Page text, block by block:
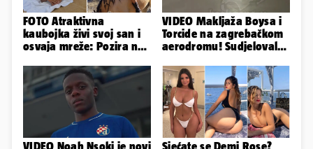
FOTO Atraktivna
kaubojka živi svoj san i
osvaja mreže: Pozira na
rodeu...
VIDEO Makljaža Boysa i
Torcide na zagrebačkom
aerodromu! Sudjelovalo
VIDEO Noah Nsoki je novi Sjećate se Demi Rose?